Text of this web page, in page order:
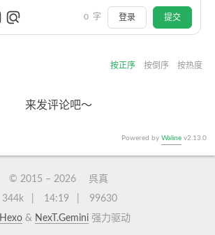
0 字 登录 提交
按正序 按倒序 按热度
来发评论吧～
Powered by Waline v2.13.0
© 2015 – 2026
呉真
344k
14:19
99630
Hexo & NexT.Gemini 强力驱动